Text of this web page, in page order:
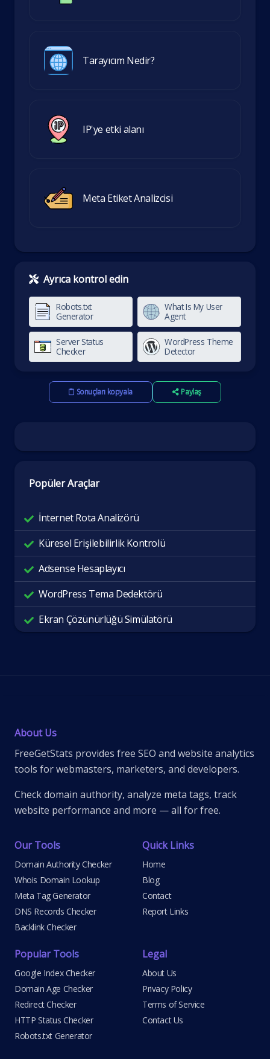
Tarayıcım Nedir?
IP'ye etki alanı
Meta Etiket Analizcisi
Ayrıca kontrol edin
Robots.txt
Generator
What Is My User
Agent
Server Status
Checker
WordPress Theme
Detector
Sonuçları kopyala Paylaş
Popüler Araçlar
İnternet Rota Analizörü
Küresel Erişilebilirlik Kontrolü
Adsense Hesaplayıcı
WordPress Tema Dedektörü
Ekran Çözünürlüğü Simülatörü
About Us
FreeGetStats provides free SEO and website analytics
tools for webmasters, marketers, and developers.
Check domain authority, analyze meta tags, track
website performance and more — all for free.
Our Tools
Domain Authority Checker
Whois Domain Lookup
Meta Tag Generator
DNS Records Checker
Backlink Checker
Quick Links
Home
Blog
Contact
Report Links
Popular Tools
Google Index Checker
Domain Age Checker
Redirect Checker
HTTP Status Checker
Robots.txt Generator
Legal
About Us
Privacy Policy
Terms of Service
Contact Us